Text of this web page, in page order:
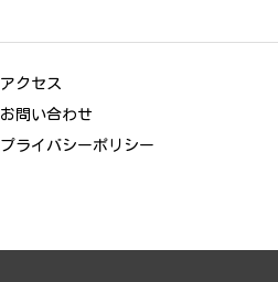
アクセス
お問い合わせ
プライバシーポリシー